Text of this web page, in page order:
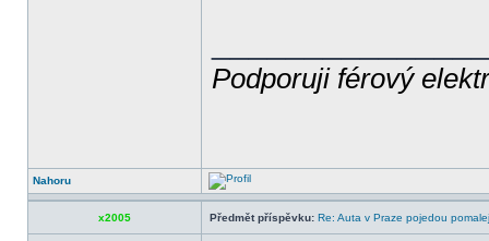
Podporuji férový
Nahoru
x2005 Předmět příspěvku: Re: Auta v Praze pojedou